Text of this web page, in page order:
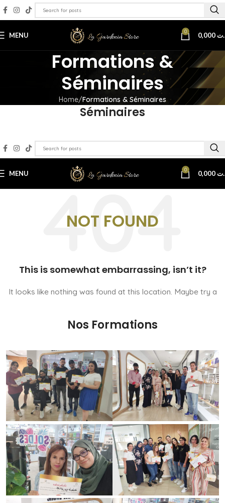
MENU 0
Formations &
Séminaires
Home Formations & Séminaires
Séminaires
Nos Formations